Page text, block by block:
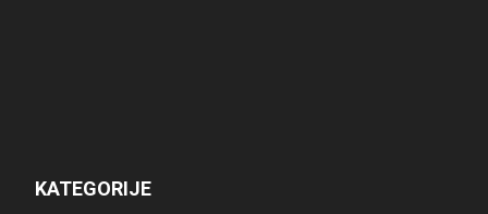
KATEGORIJE